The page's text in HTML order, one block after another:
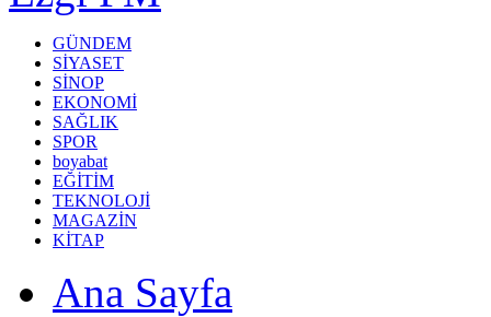
GÜNDEM
SİYASET
SİNOP
EKONOMİ
SAĞLIK
SPOR
boyabat
EĞİTİM
TEKNOLOJİ
MAGAZİN
KİTAP
Ana Sayfa